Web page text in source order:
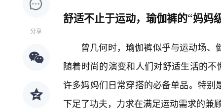
分享
舒适不止于运动，瑜伽裤的“妈妈
曾几何时，瑜伽裤似乎与运动场
随着时尚的演变和人们对舒适生活的
许多妈妈们日常穿搭的必备单品。特
下足了功夫，力求在满足运动需求的兼